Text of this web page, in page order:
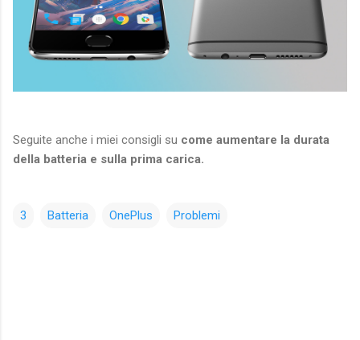
Seguite anche i miei consigli su come aumentare la durata
della batteria e sulla prima carica.
3 Batteria OnePlus Problemi